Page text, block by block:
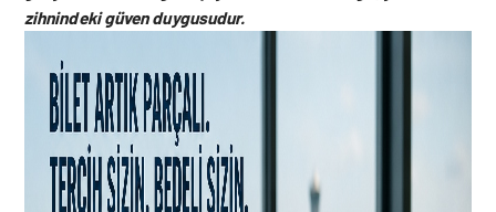
zihnindeki güven duygusudur.